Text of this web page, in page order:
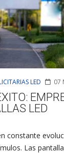
LED 07
LED
constante
Las